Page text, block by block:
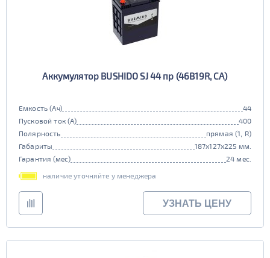
Аккумулятор BUSHIDO SJ 44 пр (46B19R, CA)
Емкость (Ач)
44
Пусковой ток (А)
400
Полярность
прямая (1, R)
Габариты
187x127x225 мм.
Гарантия (мес)
24 мес.
наличие уточняйте у менеджера
УЗНАТЬ ЦЕНУ